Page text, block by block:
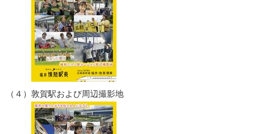
（４）敦賀駅および周辺撮影地